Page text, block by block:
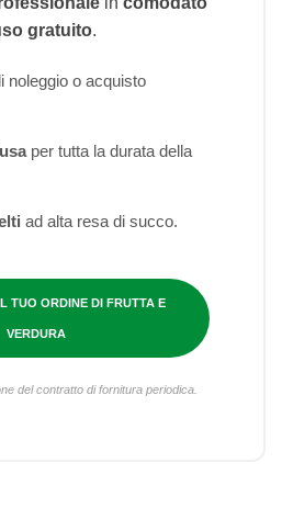
gratuito.
noleggio o acquisto
per tutta la durata della
ad alta resa di succo.
TUO ORDINE DI FRUTTA E
VERDURA
del contratto di fornitura periodica.